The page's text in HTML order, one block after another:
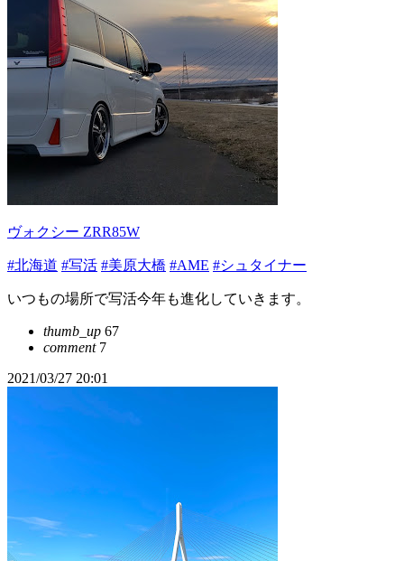
ヴォクシー ZRR85W
#北海道 #写活 #美原大橋 #AME #シュタイナー
いつもの場所で写活今年も進化していきます。
thumb_up 67
comment7
2021/03/27 20:01